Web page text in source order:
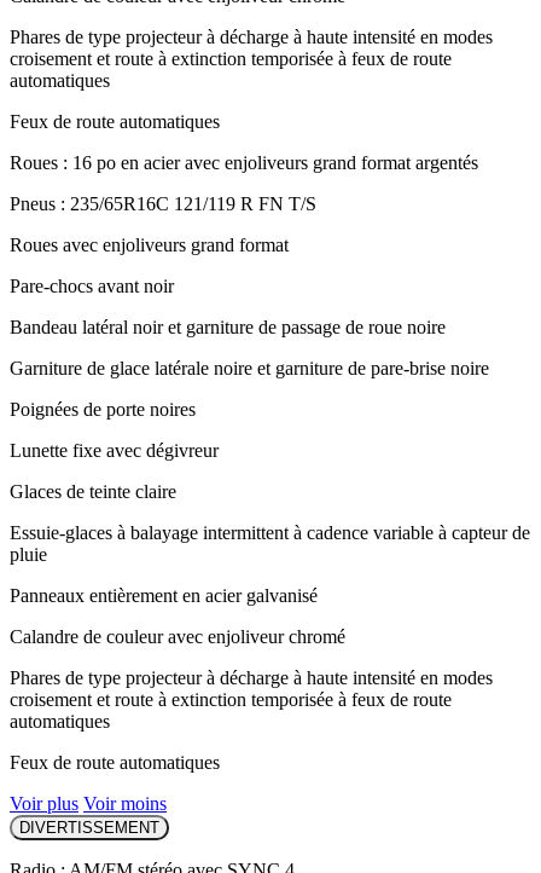
Phares de type projecteur à décharge à haute intensité en modes
croisement et route à extinction temporisée à feux de route
automatiques
Feux de route automatiques
Roues : 16 po en acier avec enjoliveurs grand format argentés
Pneus : 235/65R16C 121/119 R FN T/S
Roues avec enjoliveurs grand format
Pare-chocs avant noir
Bandeau latéral noir et garniture de passage de roue noire
Garniture de glace latérale noire et garniture de pare-brise noire
Poignées de porte noires
Lunette fixe avec dégivreur
Glaces de teinte claire
Essuie-glaces à balayage intermittent à cadence variable à capteur de
pluie
Panneaux entièrement en acier galvanisé
Calandre de couleur avec enjoliveur chromé
Phares de type projecteur à décharge à haute intensité en modes
croisement et route à extinction temporisée à feux de route
automatiques
Feux de route automatiques
Voir plus Voir moins
DIVERTISSEMENT